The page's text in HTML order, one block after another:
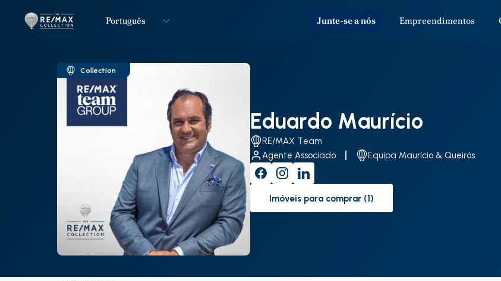
LogoIr para página inicial
Português Junte-se a nós Empreendimentos
Collection
Eduardo Maurício
RE/MAX Team
Agente Associado
Equipa Maurício & Queirós
to-buy-listing
Imóveis para comprar (1)